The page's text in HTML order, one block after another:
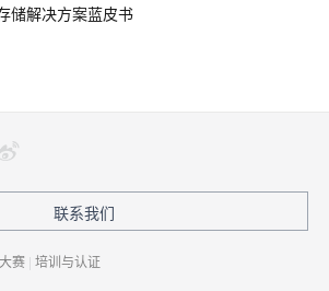
储解决方案蓝皮书
联系我们
赛 | 培训与认证